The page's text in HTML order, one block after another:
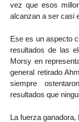
vez que esos
alcanzan a ser casi
Ese es un aspecto
resultados de las
Morsy en
general retirado
siempre
resultados que
La fuerza